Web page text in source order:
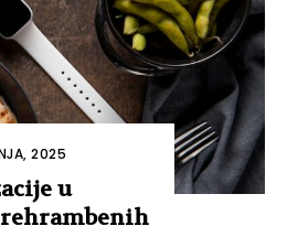
2025
u